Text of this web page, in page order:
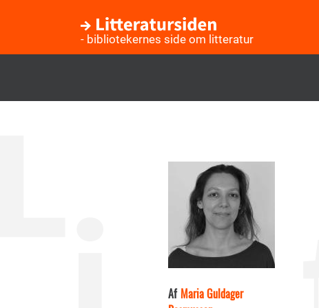
- bibliotekernes side om litteratur
Af Maria Guldager